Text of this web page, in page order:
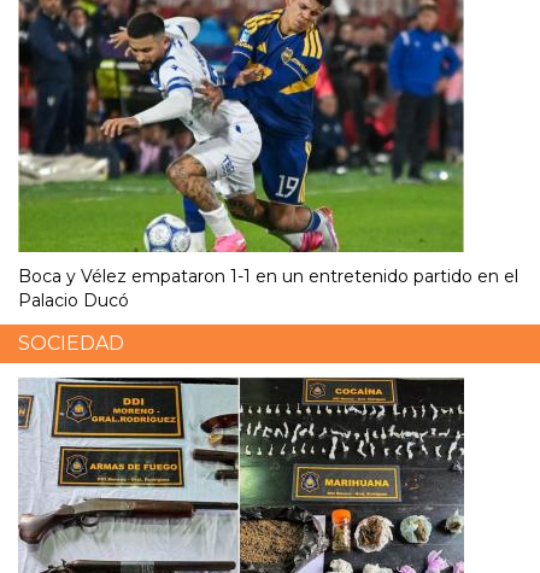
Boca y Vélez empataron 1-1 en un entretenido partido en el
Palacio Ducó
SOCIEDAD